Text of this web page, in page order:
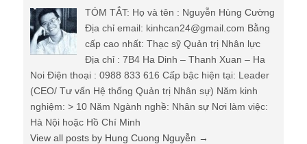
TÓM TẮT: Họ và tên : Nguyễn Hùng Cường
Địa chỉ email: kinhcan24@gmail.com Bằng
cấp cao nhất: Thạc sỹ Quản trị Nhân lực
Địa chỉ : 7B4 Ha Dinh – Thanh Xuan – Ha
Noi Điện thoại : 0988 833 616 Cấp bậc hiện tại: Leader
(CEO/ Tư vấn Hệ thống Quản trị Nhân sự) Năm kinh
nghiệm: > 10 Năm Ngành nghề: Nhân sự Nơi làm việc:
Hà Nội hoặc Hồ Chí Minh
View all posts by Hung Cuong Nguyễn →